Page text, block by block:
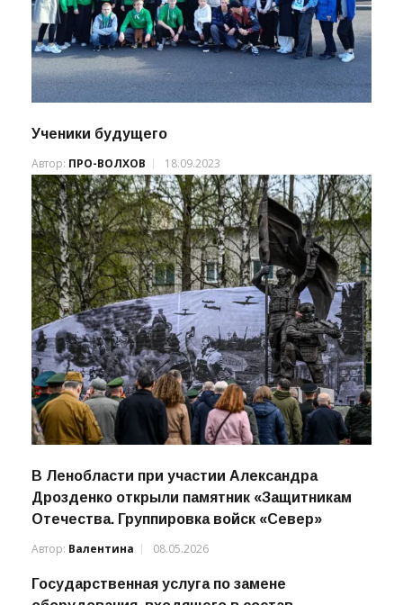
Ученики будущего
Автор:ПРО-ВОЛХОВ 18.09.2023
В Ленобласти при участии Александра
Отечества. Группировка войск «Север»
Автор:Валентина 08.05.2026